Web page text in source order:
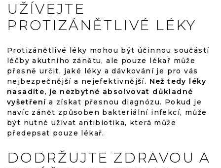
UŽÍVEJTE
PROTIZÁNĚTLIVÉ LÉKY
Protizánětlivé léky mohou být účinnou součástí
léčby akutního zánětu, ale pouze lékař může
přesně určit, jaké léky a dávkování je pro vás
nejbezpečnější a nejefektivnější. Než tedy léky
nasadíte, je nezbytné absolvovat důkladné
vyšetření a získat přesnou diagnózu. Pokud je
navíc zánět způsoben bakteriální infekcí, může
být nutné užívat antibiotika, která může
předepsat pouze lékař.
DODRŽUJTE ZDRAVOU A